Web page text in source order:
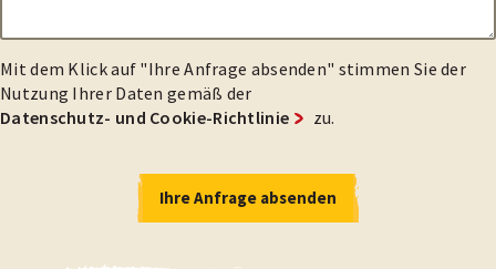
Mit dem Klick auf "Ihre Anfrage absenden" stimmen Sie der
Nutzung Ihrer Daten gemäß der
Datenschutz- und Cookie-Richtlinie
zu.
Ihre Anfrage absenden